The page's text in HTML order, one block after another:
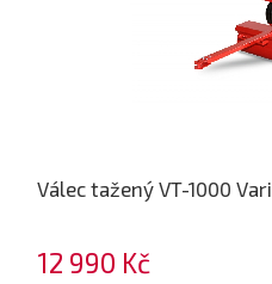
Válec tažený VT-1000 Vari
12 990 Kč